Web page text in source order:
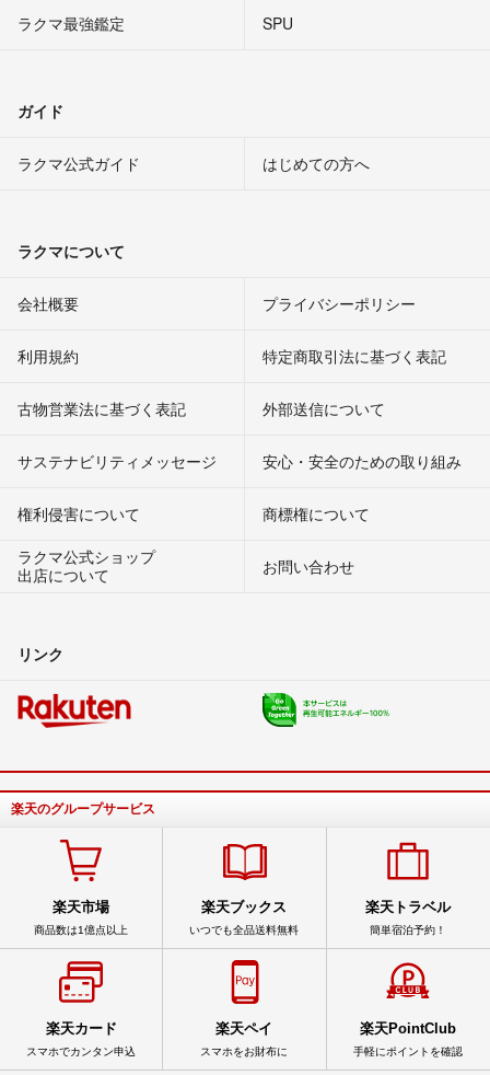
ラクマ最強鑑定
SPU
ガイド
ラクマ公式ガイド はじめての方へ
ラクマについて
会社概要 プライバシーポリシー
利用規約 特定商取引法に基づく表記
古物営業法に基づく表記 外部送信について
サステナビリティメッセージ 安心・安全のための取り組み
権利侵害について
商標権について
ラクマ公式ショップ
出店について
お問い合わせ
リンク
楽天のグループサービス
楽天市場
商品数は1億点以上
楽天ブックス
いつでも全品送料無料
楽天トラベル
簡単宿泊予約！
楽天カード
スマホでカンタン申込
楽天ペイ
スマホをお財布に
楽天PointClub
手軽にポイントを確認